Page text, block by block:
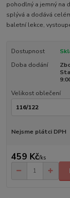
pohodlný a jemný na
splývá a dodává
baletní lekce,
Dostupnost
Doba dodání
Velikost oblečení
Nejsme plátci DPH
459 Kč/ks